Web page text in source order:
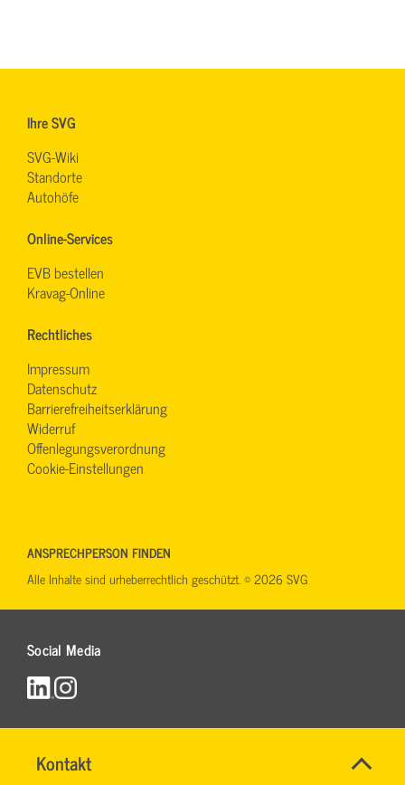
Kontakt
RONALD
Name*
Ihre SVG
SVG-Wiki
Standorte
Autohöfe
Online-Services
EVB bestellen
Kravag-Online
Rechtliches
Impressum
Datenschutz
Barrierefreiheitserklärung
Widerruf
Offenlegungsverordnung
Cookie-Einstellungen
Social Media
ANSPRECHPERSON FINDEN
Alle Inhalte sind urheberrechtlich geschützt. © 2026 SVG